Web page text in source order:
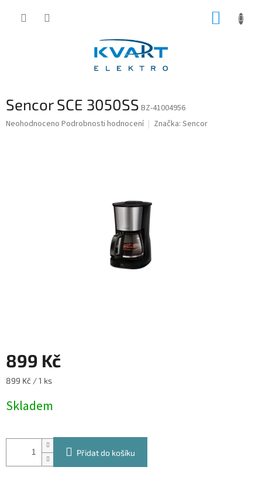
Sencor SCE 3050SS BZ-41004956
Průměrné
Neohodnoceno Podrobnosti hodnocení Značka: Sencor
899 Kč
Měrná
899 Kč / 1 ks
Skladem
Přidat do košíku